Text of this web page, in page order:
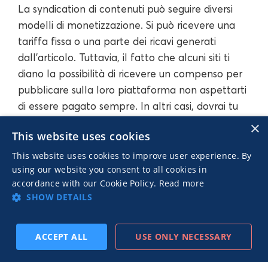
La syndication di contenuti può seguire diversi
modelli di monetizzazione. Si può ricevere una
tariffa fissa o una parte dei ricavi generati
dall'articolo. Tuttavia, il fatto che alcuni siti ti
diano la possibilità di ricevere un compenso per
pubblicare sulla loro piattaforma non aspettarti
di essere pagato sempre. In altri casi, dovrai tu
disponibili anche opzioni di syndication di
contenuti che ti permetteranno di farlo
gratuitamente. In sostanza, hai tre opzioni:
Pagare
Essere pagati
×
This website uses cookies
This website uses cookies to improve user experience. By
using our website you consent to all cookies in
accordance with our Cookie Policy. Read more
SHOW DETAILS
ACCEPT ALL USE ONLY NECESSARY